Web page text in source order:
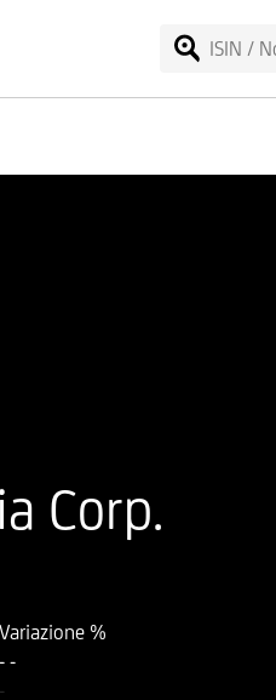
Corp.
Variazione %
--
-